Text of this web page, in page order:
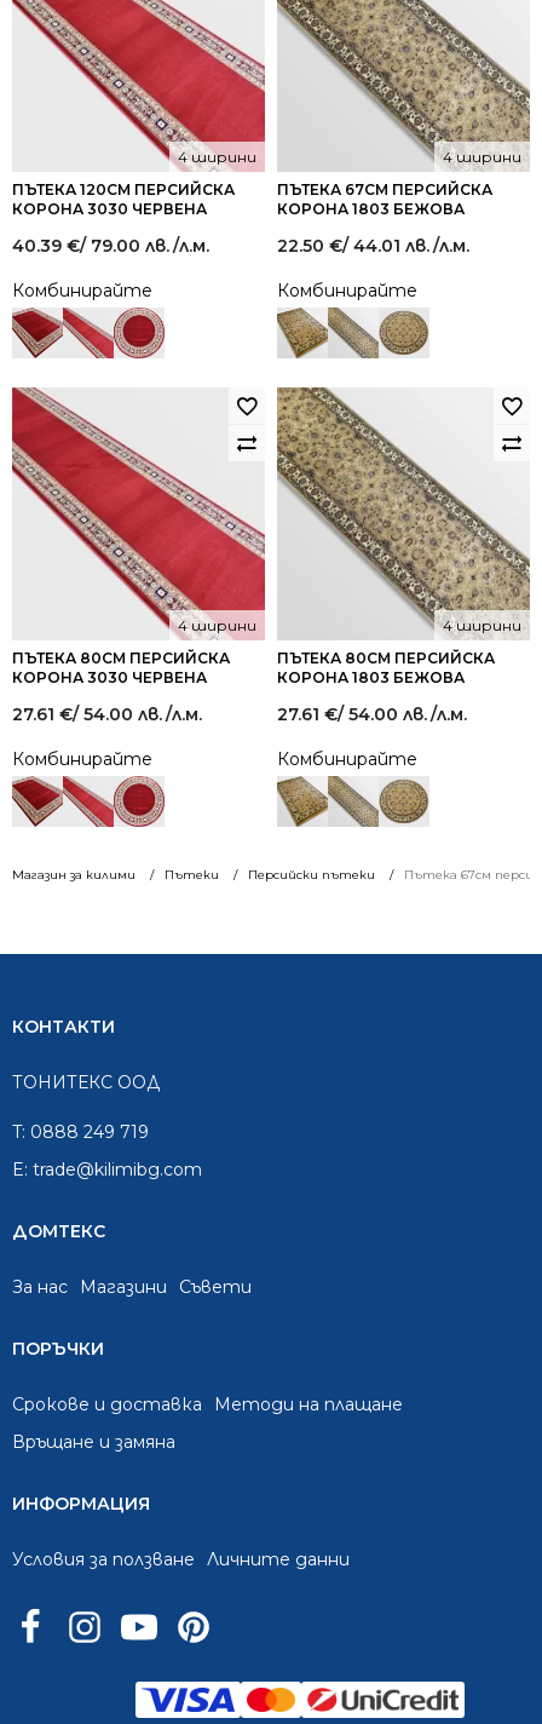
Магазин за килими Пътеки Персийски пътеки Пътека 67см
ПЪТЕКА 120СМ ПЕРСИЙСКА
КОРОНА 3030 ЧЕРВЕНА
4 ширини
40.39 €/ 79.00 лв./л.м.
Комбинирайте
ПЪТЕКА 67СМ ПЕРСИЙСКА
КОРОНА 1803 БЕЖОВА
4 ширини
22.50 €/ 44.01 лв./л.м.
Комбинирайте
ПЪТЕКА 80СМ ПЕРСИЙСКА
КОРОНА 3030 ЧЕРВЕНА
4 ширини
27.61 €/ 54.00 лв./л.м.
Комбинирайте
ПЪТЕКА 80СМ ПЕРСИЙСКА
КОРОНА 1803 БЕЖОВА
4 ширини
27.61 €/ 54.00 лв./л.м.
Комбинирайте
КОНТАКТИ
ТОНИТЕКС ООД
T: 0888 249 719
E: trade@kilimibg.com
ДОМТЕКС
За нас Mагазини Съвети
ПОРЪЧКИ
Срокове и доставка
Методи на плащане
Връщане и замяна
ИНФОРМАЦИЯ
Условия за ползване Личните данни